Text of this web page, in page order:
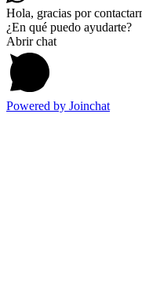
Hola, gracias por
¿En qué puedo ayudarte?
Abrir chat
Powered by Joinchat